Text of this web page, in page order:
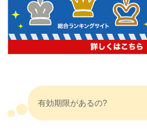
有効期限があるの?